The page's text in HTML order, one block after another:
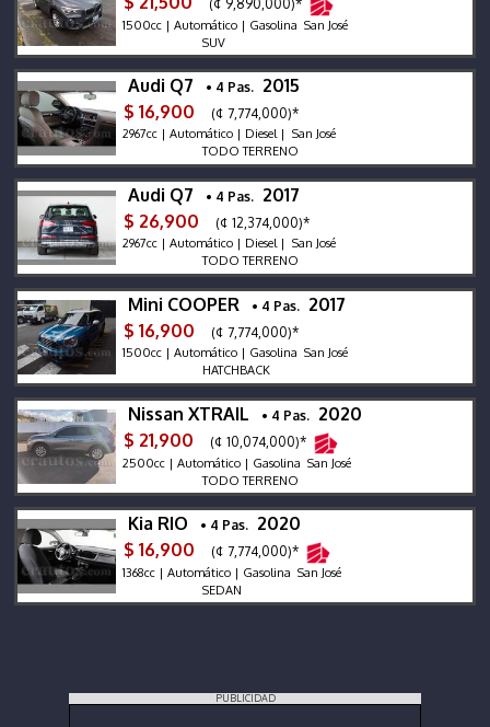
(¢ 9,890,000)*
1500cc | Automático | Gasolina San José
Audi Q7 • 4 Pas. 2015
$ 16,900
(¢ 7,774,000)*
2967cc | Automático | Diesel | San José
TODO TERRENO
Audi Q7 • 4 Pas. 2017
$ 26,900
(¢ 12,374,000)*
2967cc | Automático | Diesel | San José
TODO TERRENO
Mini COOPER • 4 Pas. 2017
$ 16,900
(¢ 7,774,000)*
1500cc | Automático | Gasolina San José
HATCHBACK
Nissan XTRAIL • 4 Pas. 2020
$ 21,900
(¢ 10,074,000)*
2500cc | Automático | Gasolina San José
TODO TERRENO
Kia RIO • 4 Pas. 2020
$ 16,900
(¢ 7,774,000)*
1368cc | Automático | Gasolina San José
SEDAN
PUBLICIDAD